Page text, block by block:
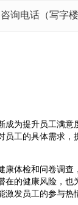
咨询电话（写字
为提升员工满意
工的具体需求，
体检和问卷调查
的健康风险，也
发员工的参与热